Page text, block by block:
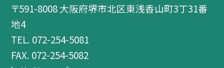
〒591-8008 大阪府堺市北区東浅香山町3丁31番
地4
TEL. 072-254-5081
FAX. 072-254-5082